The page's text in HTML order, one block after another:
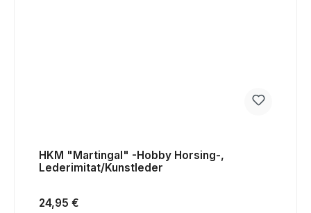
HKM "Martingal" -Hobby Horsing-,
Lederimitat/Kunstleder
Regulärer Preis:
24,95 €